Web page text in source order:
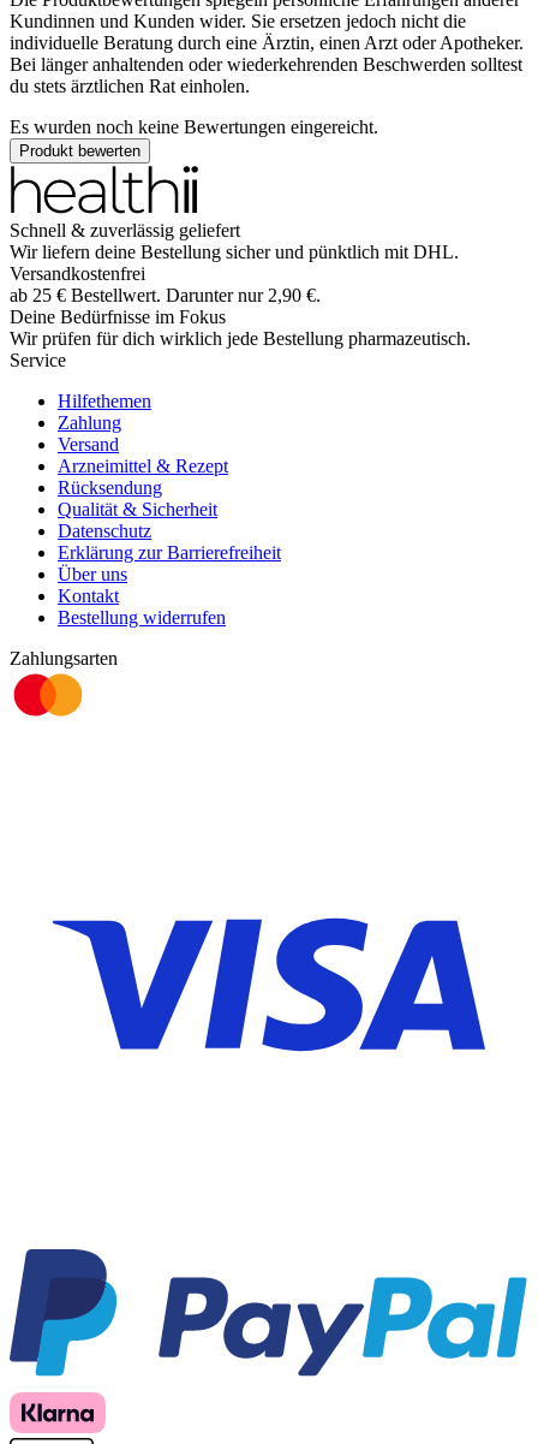
Kundinnen und Kunden wider. Sie ersetzen jedoch nicht die
individuelle Beratung durch eine Ärztin, einen Arzt oder Apotheker.
Bei länger anhaltenden oder wiederkehrenden Beschwerden solltest
du stets ärztlichen Rat einholen.
Es wurden noch keine Bewertungen eingereicht.
Produkt bewerten
Schnell & zuverlässig geliefert
Wir liefern deine Bestellung sicher und pünktlich mit DHL.
Versandkostenfrei
ab 25 € Bestellwert. Darunter nur 2,90 €.
Deine Bedürfnisse im Fokus
Wir prüfen für dich wirklich jede Bestellung pharmazeutisch.
Service
Hilfethemen
Zahlung
Versand
Arzneimittel & Rezept
Rücksendung
Qualität & Sicherheit
Datenschutz
Erklärung zur Barrierefreiheit
Über uns
Kontakt
Bestellung widerrufen
Zahlungsarten